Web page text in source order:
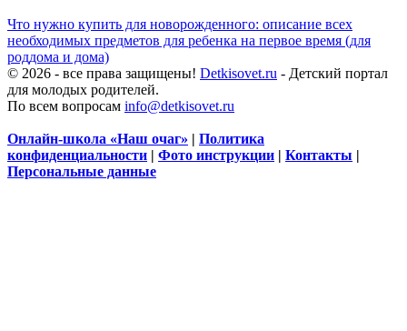
Что нужно купить для новорожденного: описание всех
необходимых предметов для ребенка на первое время (для
роддома и дома)
© 2026 - все права защищены! Detkisovet.ru - Детский портал
для молодых родителей.
По всем вопросам info@detkisovet.ru
Онлайн-школа «Наш очаг» | Политика
конфиденциальности | Фото инструкции | Контакты |
Персональные данные